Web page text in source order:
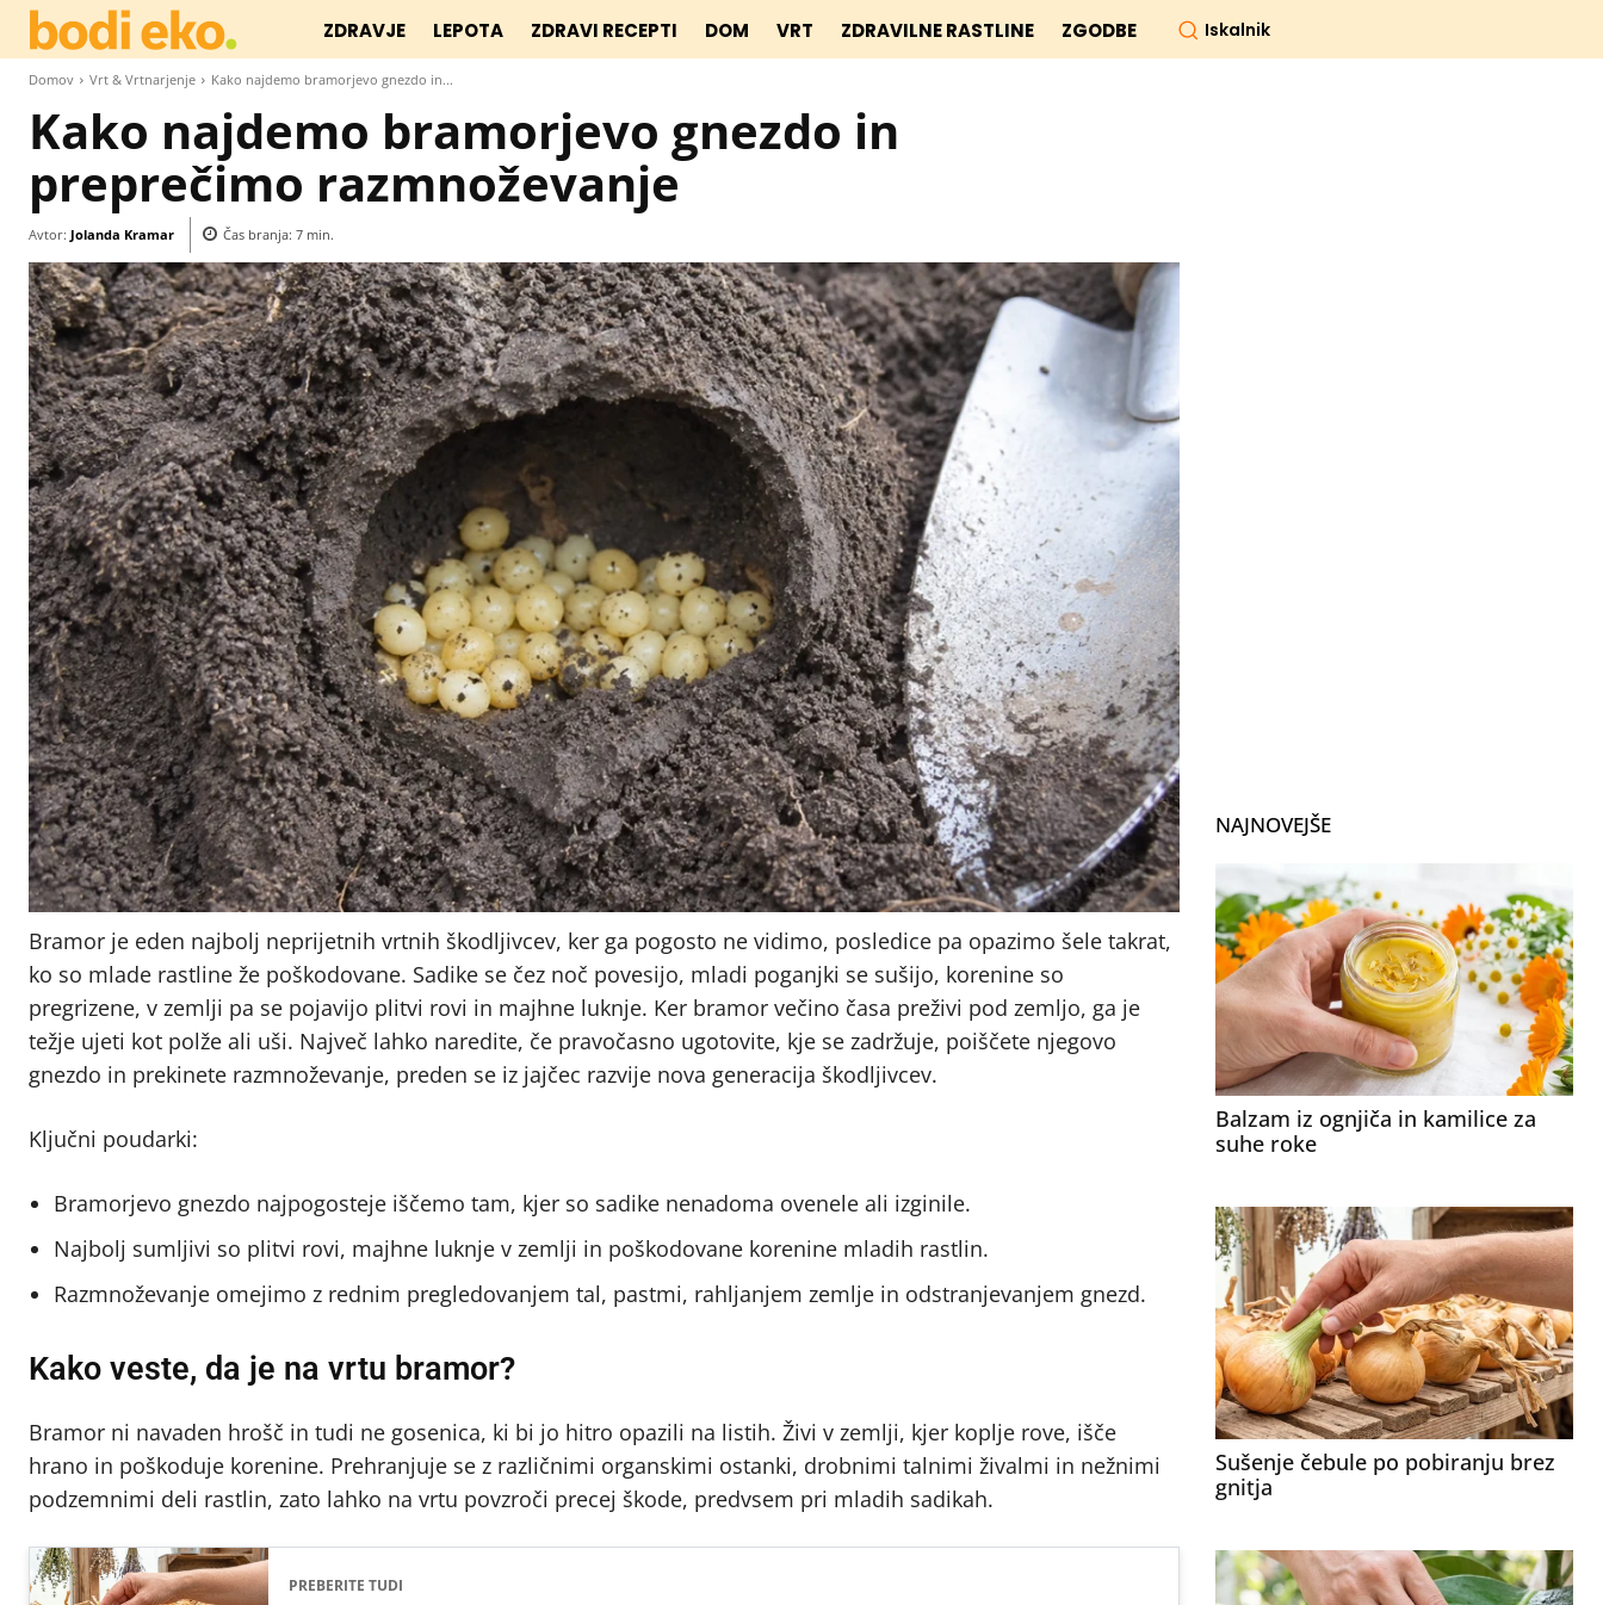
ZDRAVJE LEPOTA ZDRAVI RECEPTI DOM VRT ZDRAVILNE RASTLINE ZGODBE Iskalnik
Domov Vrt & Vrtnarjenje Kako najdemo bramorjevo gnezdo in...
Kako najdemo bramorjevo gnezdo in
preprečimo razmnoževanje
Avtor: Jolanda Kramar Čas branja: 7 min.
Bramor je eden najbolj neprijetnih vrtnih škodljivcev, ker ga pogosto ne vidimo, posledice pa opazimo šele takrat,
ko so mlade rastline že poškodovane. Sadike se čez noč povesijo, mladi poganjki se sušijo, korenine so
pregrizene, v zemlji pa se pojavijo plitvi rovi in majhne luknje. Ker bramor večino časa preživi pod zemljo, ga je
težje ujeti kot polže ali uši. Največ lahko naredite, če pravočasno ugotovite, kje se zadržuje, poiščete njegovo
gnezdo in prekinete razmnoževanje, preden se iz jajčec razvije nova generacija škodljivcev.
Ključni poudarki:
Bramorjevo gnezdo najpogosteje iščemo tam, kjer so sadike nenadoma ovenele ali izginile.
Najbolj sumljivi so plitvi rovi, majhne luknje v zemlji in poškodovane korenine mladih rastlin.
Razmnoževanje omejimo z rednim pregledovanjem tal, pastmi, rahljanjem zemlje in odstranjevanjem gnezd.
Kako veste, da je na vrtu bramor?
Bramor ni navaden hrošč in tudi ne gosenica, ki bi jo hitro opazili na listih. Živi v zemlji, kjer koplje rove, išče
hrano in poškoduje korenine. Prehranjuje se z različnimi organskimi ostanki, drobnimi talnimi živalmi in nežnimi
podzemnimi deli rastlin, zato lahko na vrtu povzroči precej škode, predvsem pri mladih sadikah.
PREBERITE TUDI
NAJNOVEJŠE
Balzam iz ognjiča in kamilice za
suhe roke
Sušenje čebule po pobiranju brez
gnitja